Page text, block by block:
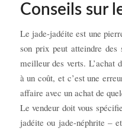
Conseils sur
Le jade-jadéite est une
son prix peut atteindre
meilleur des verts. L’achat
à un coût, et c’est une
affaire avec un achat de
Le vendeur doit vous
jadéite ou jade-néphrite –